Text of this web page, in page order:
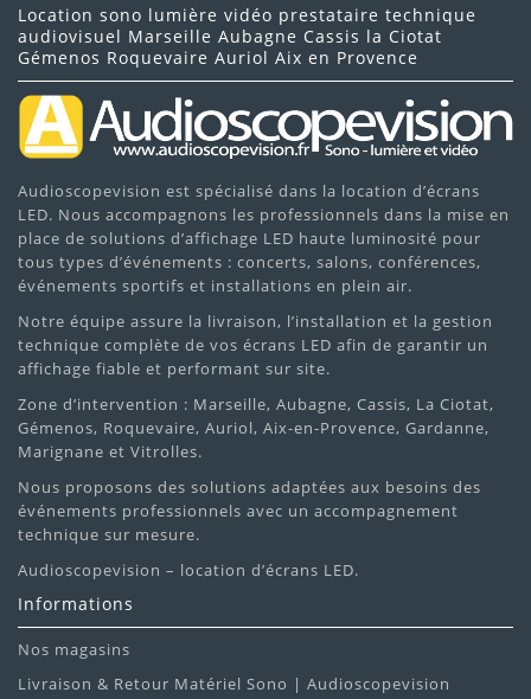
JOLI ET BON SON
super pratique location sûrement à renouveler
26/10/2020
Donnez votre avis !
Location sono lumière vidéo prestataire technique
audiovisuel Marseille Aubagne Cassis la Ciotat
Gémenos Roquevaire Auriol Aix en Provence
Audioscopevision est spécialisé dans la location d’écrans
LED. Nous accompagnons les professionnels dans la mise en
place de solutions d’affichage LED haute luminosité pour
tous types d’événements : concerts, salons, conférences,
événements sportifs et installations en plein air.
Notre équipe assure la livraison, l’installation et la gestion
technique complète de vos écrans LED afin de garantir un
affichage fiable et performant sur site.
Zone d’intervention : Marseille, Aubagne, Cassis, La Ciotat,
Gémenos, Roquevaire, Auriol, Aix-en-Provence, Gardanne,
Marignane et Vitrolles.
Nous proposons des solutions adaptées aux besoins des
événements professionnels avec un accompagnement
technique sur mesure.
Audioscopevision – location d’écrans LED.
Informations
Nos magasins
Livraison & Retour Matériel Sono | Audioscopevision